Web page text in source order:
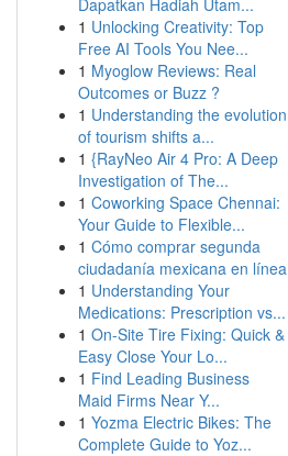
Dapatkan Hadiah Utam...
1 Unlocking Creativity: Top
Free AI Tools You Nee...
1 Myoglow Reviews: Real
Outcomes or Buzz ?
1 Understanding the evolution
of tourism shifts a...
1 {RayNeo Air 4 Pro: A Deep
Investigation of The...
1 Coworking Space Chennai:
Your Guide to Flexible...
1 Cómo comprar segunda
ciudadanía mexicana en línea
1 Understanding Your
Medications: Prescription vs...
1 On-Site Tire Fixing: Quick &
Easy Close Your Lo...
1 Find Leading Business
Maid Firms Near Y...
1 Yozma Electric Bikes: The
Complete Guide to Yoz...